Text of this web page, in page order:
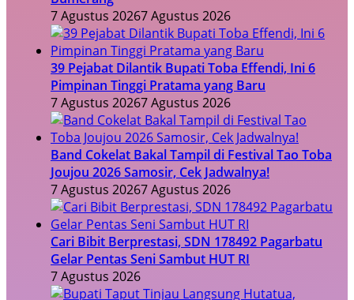
7 Agustus 20267 Agustus 2026
39 Pejabat Dilantik Bupati Toba Effendi, Ini 6
Pimpinan Tinggi Pratama yang Baru
7 Agustus 20267 Agustus 2026
Band Cokelat Bakal Tampil di Festival Tao Toba
Joujou 2026 Samosir, Cek Jadwalnya!
7 Agustus 20267 Agustus 2026
Cari Bibit Berprestasi, SDN 178492 Pagarbatu
Gelar Pentas Seni Sambut HUT RI
7 Agustus 2026